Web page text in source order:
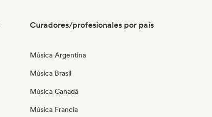
Curadores/profesionales por país
Música Argentina
Música Brasil
Música Canadá
Música Francia